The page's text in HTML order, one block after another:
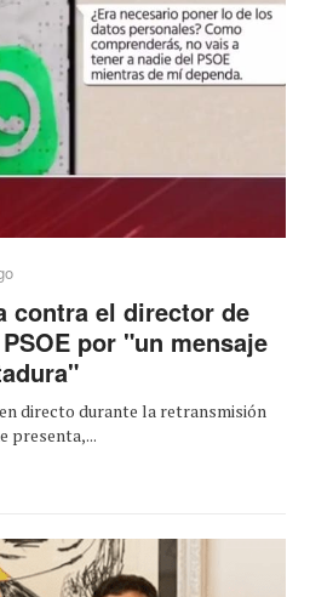
contra el director de
por "un mensaje
directo durante la retransmisión
presenta,...